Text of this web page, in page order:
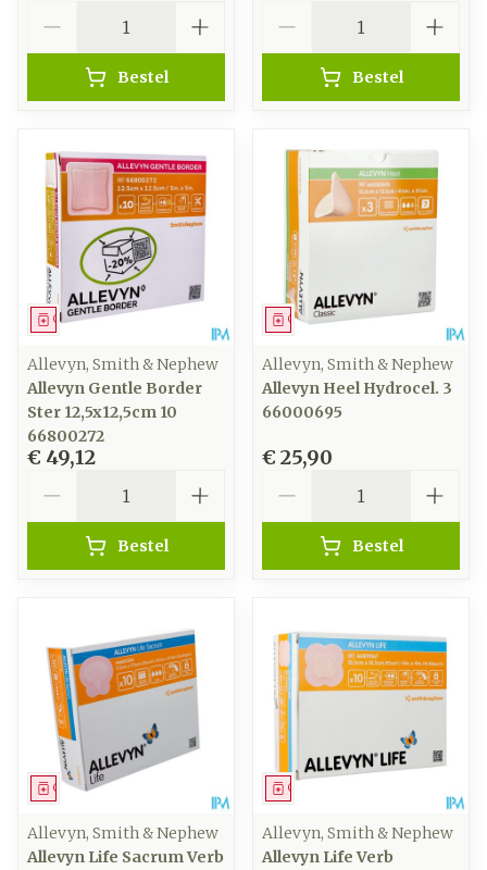
Bestel Bestel
Geneesmiddel
Allevyn, Smith & Nephew
Allevyn Gentle Border
Ster 12,5x12,5cm 10
66800272
€ 49,12
Bestel
Geneesmiddel
Allevyn, Smith & Nephew
Allevyn Heel Hydrocel. 3
66000695
€ 25,90
Bestel
Geneesmiddel
Allevyn, Smith & Nephew
Allevyn Life Sacrum Verb
Geneesmiddel
Allevyn, Smith & Nephew
Allevyn Life Verb